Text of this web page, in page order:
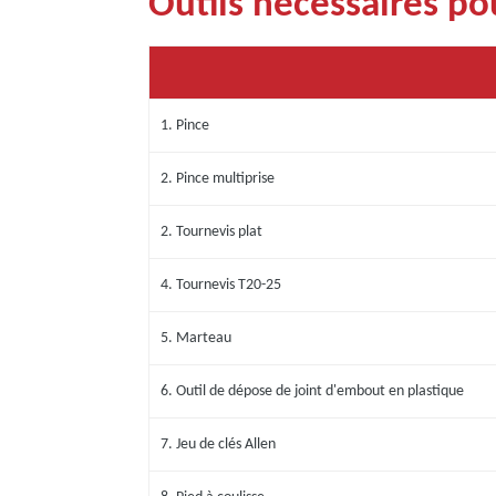
1. Pince
2. Pince multiprise
2. Tournevis plat
4. Tournevis T20-25
5. Marteau
6. Outil de dépose de joint d'embout en plastique
7. Jeu de clés Allen